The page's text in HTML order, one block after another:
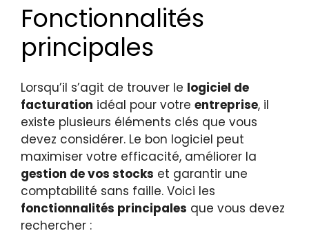
Fonctionnalités
principales
Lorsqu’il s’agit de trouver le logiciel de
facturation idéal pour votre entreprise, il
existe plusieurs éléments clés que vous
devez considérer. Le bon logiciel peut
maximiser votre efficacité, améliorer la
gestion de vos stocks et garantir une
comptabilité sans faille. Voici les
fonctionnalités principales que vous devez
rechercher :